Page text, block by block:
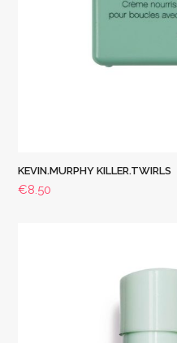
KEVIN.MURPHY KILLER.TWIRLS
€8.50